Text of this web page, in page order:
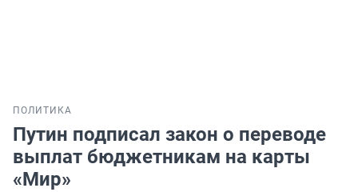
ПОЛИТИКА
Путин подписал закон о переводе
выплат бюджетникам на карты
«Мир»